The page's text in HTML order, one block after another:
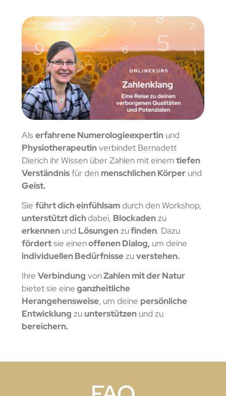
Alserfahrene Numerologieexpertinund
Physiotherapeutinverbindet Bernadett
Dierich ihr Wissen über Zahlen mit einemtiefen
Verständnisfür den menschlichen Körperund
Geist.
Sie führt dich einfühlsamdurch den Workshop,
unterstützt dichdabei, Blockadenzu
erkennenund Lösungenzufinden. Dazu
fördertsie einenoffenen Dialog,um deine
individuellen Bedürfnissezuverstehen.
Ihre Verbindung vonZahlen mit der Natur
bietet sie eineganzheitliche
Herangehensweise, um deine persönliche
Entwicklung zu unterstützenund zu
bereichern.